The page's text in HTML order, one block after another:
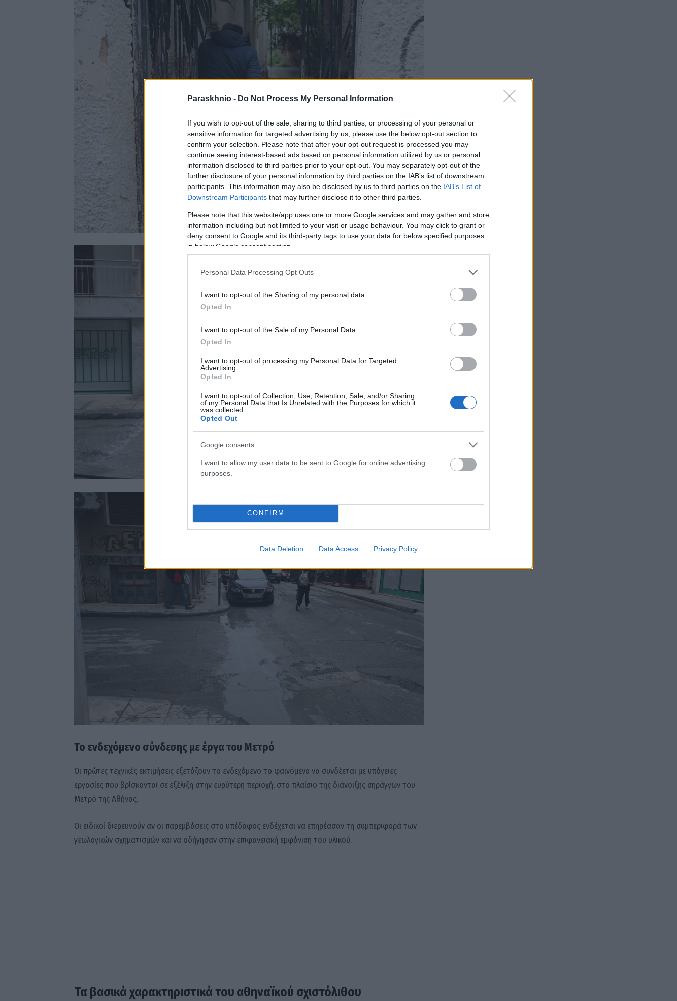
Paraskhnio - Do Not Process My Personal Information
If you wish to opt-out of the sale, sharing to third parties, or processing of your personal or
sensitive information for targeted advertising by us, please use the below opt-out section to
confirm your selection. Please note that after your opt-out request is processed you may
continue seeing interest-based ads based on personal information utilized by us or personal
information disclosed to third parties prior to your opt-out. You may separately opt-out of the
further disclosure of your personal information by third parties on the IAB’s list of downstream
participants. This information may also be disclosed by us to third parties on the IAB’s List of
Downstream Participants that may further disclose it to other third parties.
Please note that this website/app uses one or more Google services and may gather and store
information including but not limited to your visit or usage behaviour. You may click to grant or
deny consent to Google and its third-party tags to use your data for below specified purposes
in below Google consent section.
Personal Data Processing Opt Outs
I want to opt-out of the Sharing of my personal data.
Opted In
I want to opt-out of the Sale of my Personal Data.
Opted In
I want to opt-out of processing my Personal Data for Targeted
Advertising.
Opted In
I want to opt-out of Collection, Use, Retention, Sale, and/or Sharing
of my Personal Data that Is Unrelated with the Purposes for which it
was collected.
Opted Out
Google consents
I want to allow my user data to be sent to Google for online advertising
purposes.
CONFIRM
Data Deletion Data Access Privacy Policy
Το ενδεχόμενο σύνδεσης με έργα του Μετρό
Οι πρώτες τεχνικές εκτιμήσεις εξετάζουν το ενδεχόμενο το φαινόμενο να συνδέεται με υπόγειες
εργασίες που βρίσκονται σε εξέλιξη στην ευρύτερη περιοχή, στο πλαίσιο της διάνοιξης σηράγγων του
Μετρό της Αθήνας.
Οι ειδικοί διερευνούν αν οι παρεμβάσεις στο υπέδαφος ενδέχεται να επηρέασαν τη συμπεριφορά των
γεωλογικών σχηματισμών και να οδήγησαν στην επιφανειακή εμφάνιση του υλικού.
Τα βασικά χαρακτηριστικά του αθηναϊκού σχιστόλιθου